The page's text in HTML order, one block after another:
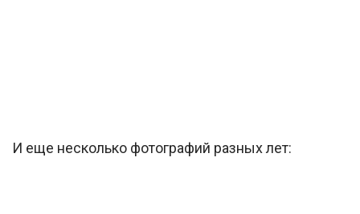
И еще несколько фотографий разных лет: